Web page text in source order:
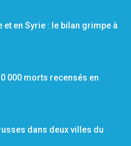
et en Syrie : le bilan grimpe à
000 morts recensés en
dans deux villes du